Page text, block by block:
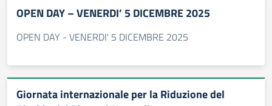
OPEN DAY – VENERDI’ 5 DICEMBRE 2025
OPEN DAY - VENERDI' 5 DICEMBRE 2025
Giornata internazionale per la Riduzione del